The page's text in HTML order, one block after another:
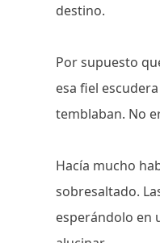
destino.
Por supuesto
esa fiel
temblaban. No
Hacía mucho
sobresaltado.
esperándolo en